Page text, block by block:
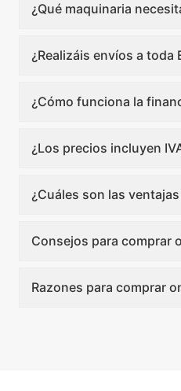
¿Qué maquinaria
¿Realizáis envíos a toda
¿Cómo funciona la
¿Los precios incluyen
¿Cuáles son las
Consejos para comprar
Razones para comprar